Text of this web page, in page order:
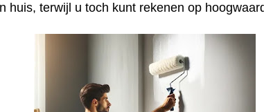
huis, terwijl u toch kunt rekenen op